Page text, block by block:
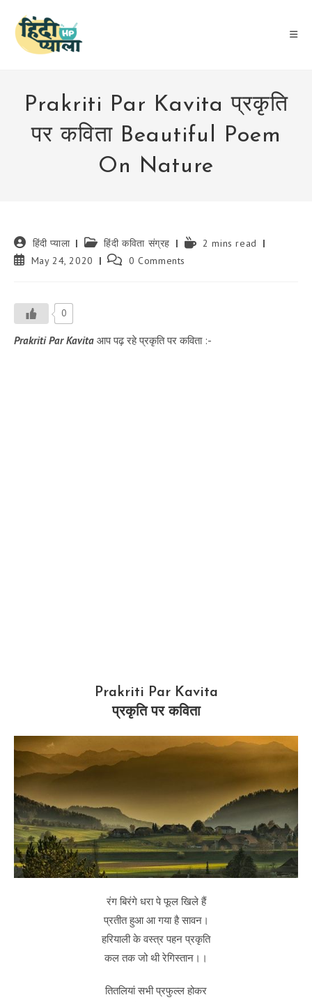
content
Prakriti Par Kavita प्रकृति
पर कविता Beautiful Poem
On Nature
Post
author:
हिंदी प्याला
Post
category:
हिंदी कविता संग्रह
Reading2 mins read
PostMay 24, 2020
Post 0 Comments
0
Prakriti Par Kavita आप पढ़ रहे प्रकृति पर कविता :-
Prakriti Par Kavita
प्रकृति पर कविता
रंग बिरंगे धरा पे फूल खिले हैं
प्रतीत हुआ आ गया है सावन।
हरियाली के वस्त्र पहन प्रकृति
कल तक जो थी रेगिस्तान।।
तितलियां सभी प्रफुल्ल होकर